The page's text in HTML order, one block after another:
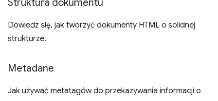
Struktura dokumentu
Dowiedz się, jak tworzyć dokumenty HTML o solidnej
strukturze.
Metadane
Jak używać metatagów do przekazywania informacji o